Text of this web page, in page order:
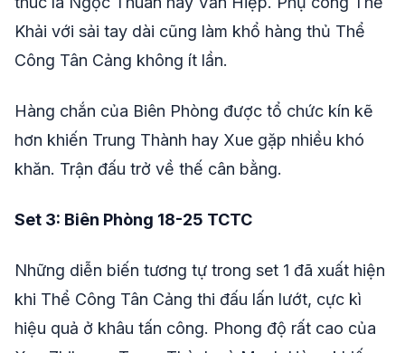
Khải với sải tay dài cũng làm khổ hàng thủ Thể
Công Tân Cảng không ít lần.
Hàng chắn của Biên Phòng được tổ chức kín kẽ
hơn khiến Trung Thành hay Xue gặp nhiều khó
khăn. Trận đấu trở về thế cân bằng.
Set 3: Biên Phòng 18-25 TCTC
Những diễn biến tương tự trong set 1 đã xuất hiện
khi Thể Công Tân Cảng thi đấu lấn lướt, cực kì
hiệu quả ở khâu tấn công. Phong độ rất cao của